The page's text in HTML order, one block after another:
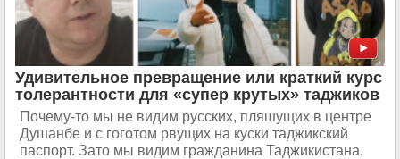
Удивительное превращение или краткий курс
толерантности для «супер крутых» таджиков
Почему-то мы не видим русских, пляшущих в центре
Душанбе и с гоготом рвущих на куски таджикский
паспорт. Зато мы видим гражданина Таджикистана,